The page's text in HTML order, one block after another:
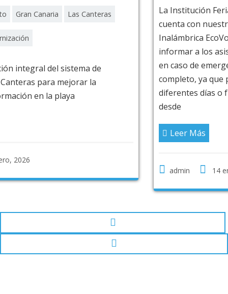
Canteras
de
la
La Institución Ferial de Extremadura
cuenta con nuestro Sistema de
Inalámbrica EcoVox. Es un sistema
informar a los asistentes de los
en caso de emergencia poder alertar.
completo, ya que puedes programar
diferentes días o franjas horarias,
14 enero, 2025